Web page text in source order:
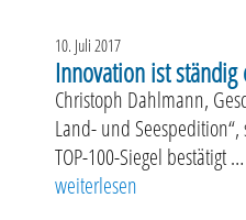
10. Juli 2017
Innovation ist ständig
Christoph Dahlmann,
Land- und
TOP-100-Siegel bestätigt …
„Innovation ist ständig ein
weiterlesen